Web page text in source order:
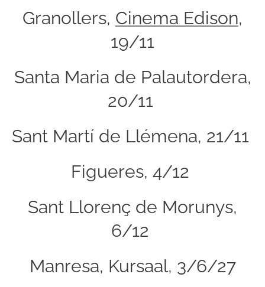
Granollers, Cinema Edison,
19/11
Santa Maria de Palautordera,
20/11
Sant Martí de Llémena, 21/11
Figueres, 4/12
Sant Llorenç de Morunys,
6/12
Manresa, Kursaal, 3/6/27